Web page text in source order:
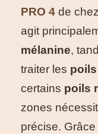
PRO 4 de chez
agit
mélanine,
traiter les
certains poils
zones
précise.